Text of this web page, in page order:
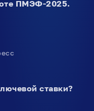
ПМЭФ-2025.
ставки?